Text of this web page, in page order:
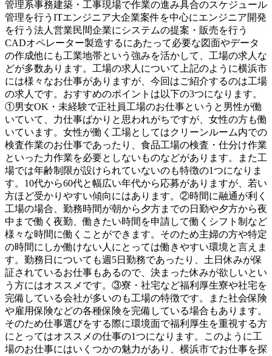
管理系事務建築・工事現場で作業の進み具合のスケジュール
管理を行うITエンジニア大企業案件を中心にエンジニア開発
を行う法人営業民間企業にシステムの提案・販売を行う
CADオペレーター製造するにあたって必要な図面やデータ
の作成他にも工業地帯という強みを活かして、工場の求人な
どが多数あります。工場の求人について上記のように横浜市
には様々なお仕事がありますが、今回はご紹介するのは工場
の求人です。おすすめのポイントは以下の3つになります。
①男女OK・未経験で正社員工場のお仕事というと男性が働
いていて、力仕事ばかりと思われがちですが、女性の方も働
いています。女性が働く工場としてはクリーンルーム内での
検査作業のお仕事であったり、食品工場の検査・仕分け作業
といった力作業を必要としないものなどがあります。また工
場では年齢制限が設けられていないのも特徴の1つになりま
す。10代から60代と幅広い年代から応募がありますが、若い
方ほど受かりやすい傾向にはあります。②時間に融通が利く
工場の場合、勤務時間が朝から夕方までの日勤や夕方から夜
中まで働く夜勤、働きたい時間を申請して働くシフト制など
様々な時間に働くことができます。そのため主婦の方や特定
の時間にしか働けない人にとっては働きやすい環境と言えま
す。勤務日についても週5日勤務であったり、土日休みが保
証されているお仕事もあるので、決まった休みが欲しいとい
う方にはオススメです。③寮・社宅など福利厚生寮や社宅を
完備している会社が多いのも工場の特徴です。また社会保険
や雇用保険などの各種保険を完備している場合もあります。
そのため仕事選びをする際に環境面で福利厚生を重視する方
にとってはオススメの仕事の1つになります。このように工
場のお仕事にはいくつかの魅力があり、横浜市でお仕事を探